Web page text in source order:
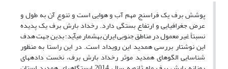
پوشش برف یک فراسنج مهم آب و هوایی است و تنوع آن به طول و
عرض جغرافیایی و ارتفاع بستگی دارد. رخداد بارش برف یک پدیده
نسبتاً غیر معمول در مناطق جنوبی ایران به­شمار می­آید؛ بدین جهت هدف
این نوشتار بررسی همدید این رویداد است. در این راستا به منظور
شناسایی الگوهای همدید موثر رخداد بارش برف، نخست داده­های